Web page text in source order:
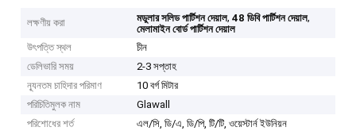
লক্ষণীয় করা মডুলার সলিড পার্টিশন দেয়াল,48 ডিবি পার্টিশন দেয়াল,
মেলামাইন বোর্ড পার্টিশন দেয়াল
উৎপত্তি স্থল
চীন
ডেলিভারি সময়
2-3 সপ্তাহ
ন্যূনতম চাহিদার পরিমাণ
10 বর্গ মিটার
পরিচিতিমুলক নাম
Glawall
পরিশোধের শর্ত
এল/সি, ডি/এ, ডি/পি, টি/টি, ওয়েস্টার্ন ইউনিয়ন